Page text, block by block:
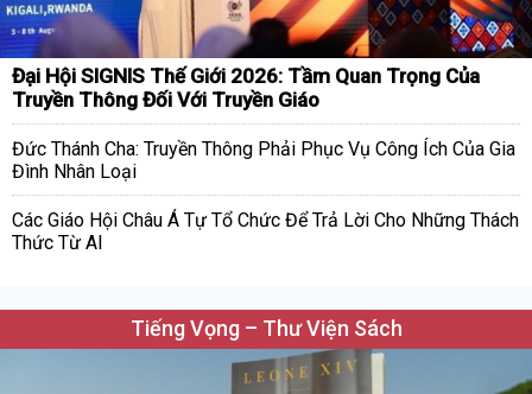
Đại Hội SIGNIS Thế Giới 2026: Tầm Quan Trọng Của
Truyền Thông Đối Với Truyền Giáo
Đức Thánh Cha: Truyền Thông Phải Phục Vụ Công Ích Của Gia
Đình Nhân Loại
Các Giáo Hội Châu Á Tự Tổ Chức Để Trả Lời Cho Những Thách
Thức Từ AI
Tiếng Vọng – Thư Viện Sách